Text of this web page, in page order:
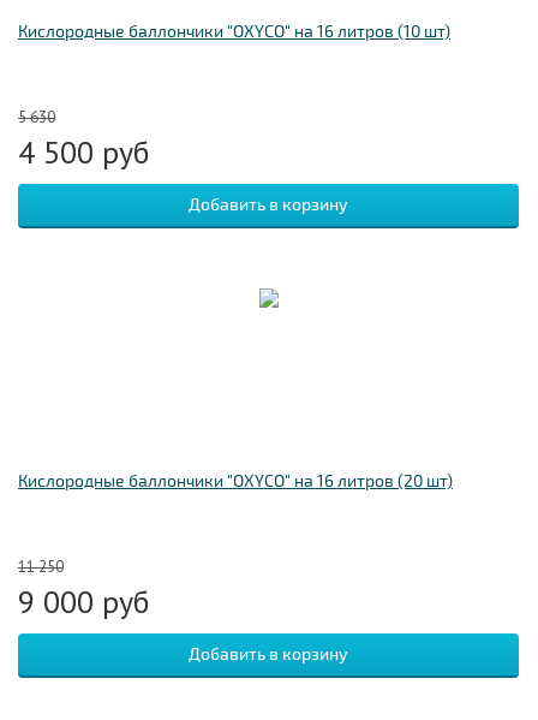
Кислородные баллончики "OXYCO" на 16 литров (10 шт)
5 630
4 500 руб
Кислородные баллончики "OXYCO" на 16 литров (20 шт)
11 250
9 000 руб